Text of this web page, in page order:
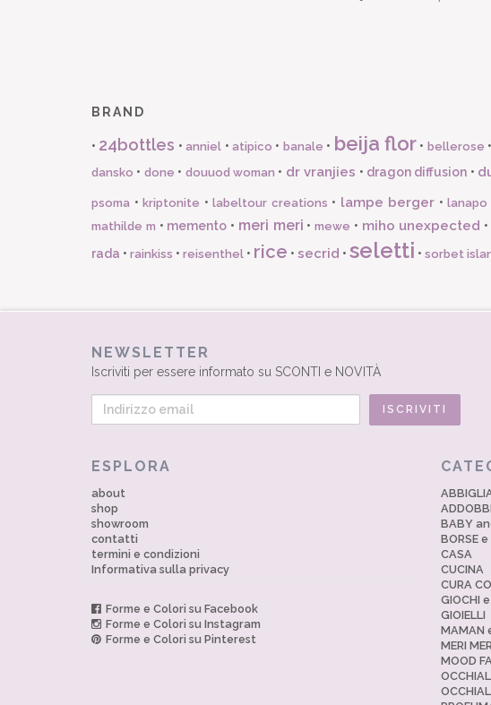
BRAND
• 24bottles •anniel •atipico • banale • beija flor • bellerose •
dansko • done • douuod woman • dr vranjies • dragon diffusion •
psoma •kriptonite •labeltour creations • lampe berger •lanapo
mathilde m • memento • meri meri •mewe • miho unexpected •
rada • rainkiss • reisenthel • rice • secrid • seletti • sorbet
NEWSLETTER
Iscriviti per essere informato su SCONTI e NOVITÀ
ESPLORA
about
shop
showroom
contatti
termini e condizioni
Informativa sulla privacy
Forme e Colori su Facebook
Forme e Colori su Instagram
Forme e Colori su Pinterest
BABY
BORSE
CASA
CUCINA
CURA
GIOCHI
GIOIELLI
MAMAN
MERI
MOOD